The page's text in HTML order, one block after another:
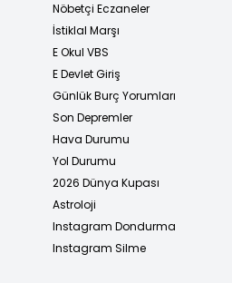
Nöbetçi Eczaneler
İstiklal Marşı
E Okul VBS
E Devlet Giriş
Günlük Burç Yorumları
Son Depremler
Hava Durumu
Yol Durumu
2026 Dünya Kupası
Astroloji
Instagram Dondurma
Instagram Silme